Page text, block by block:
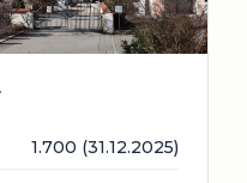
1.700 (31.12.2025)